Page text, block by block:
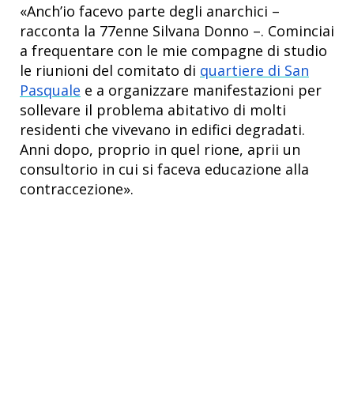
«Anch’io facevo parte degli anarchici –
racconta la 77enne Silvana Donno –. Cominciai
a frequentare con le mie compagne di studio
le riunioni del comitato di quartiere di San
Pasquale e a organizzare manifestazioni per
sollevare il problema abitativo di molti
residenti che vivevano in edifici degradati.
Anni dopo, proprio in quel rione, aprii un
consultorio in cui si faceva educazione alla
contraccezione».